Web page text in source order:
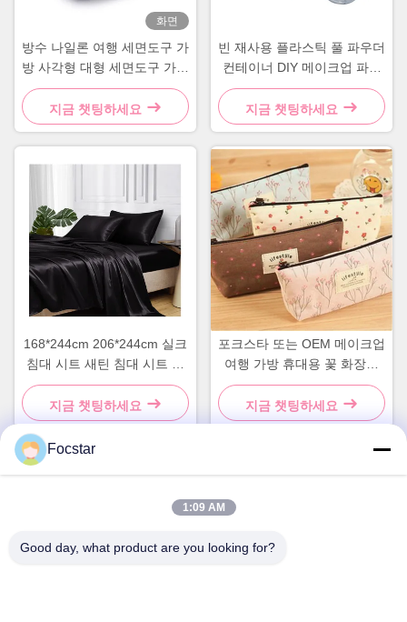
화면
방수 나일론 여행 세면도구 가
방 사각형 대형 세면도구 가방
회색 파랑
지금 챗팅하세요
빈 재사용 플라스틱 풀 파우더
컨테이너 DIY 메이크업 파우
더 케이스
지금 챗팅하세요
168*244cm 206*244cm 실크
침대 시트 새틴 침대 시트 실
키 침구 세트
지금 챗팅하세요
포크스타 또는 OEM 메이크업
여행 가방 휴대용 꽃 화장품
화장품 가방 케이스
지금 챗팅하세요
주소
Focstar
1:09 AM
Good day, what product are you looking for?